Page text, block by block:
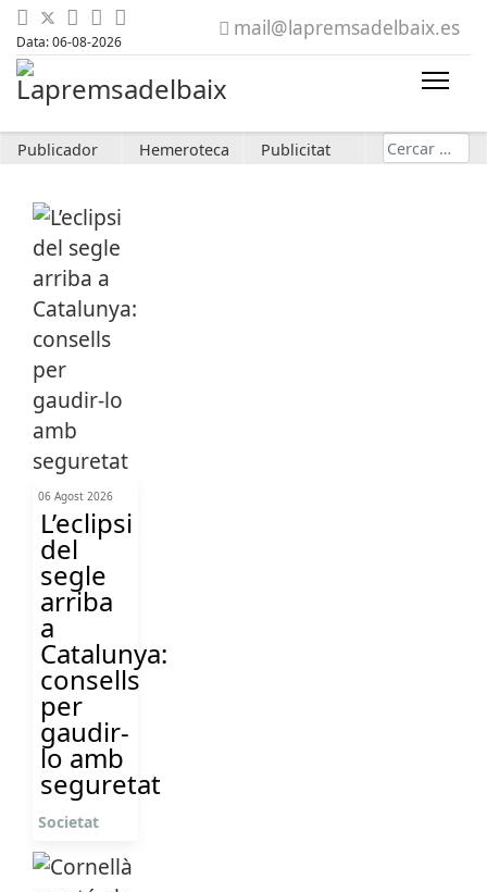
Data: 06-08-2026
mail@lapremsadelbaix.es
Publicador Hemeroteca Publicitat Cerca
06 Agost 2026
L’eclipsi
del
segle
arriba
a
Catalunya:
consells
per
gaudir-
lo amb
seguretat
Societat